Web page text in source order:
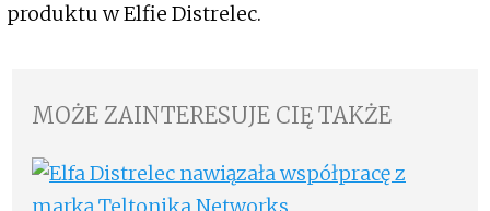
produktu w Elfie Distrelec.
MOŻE ZAINTERESUJE CIĘ TAKŻE